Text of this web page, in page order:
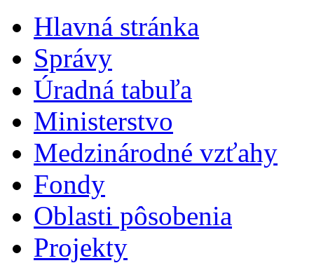
Hlavná stránka
Správy
Úradná tabuľa
Ministerstvo
Medzinárodné vzťahy
Fondy
Oblasti pôsobenia
Projekty